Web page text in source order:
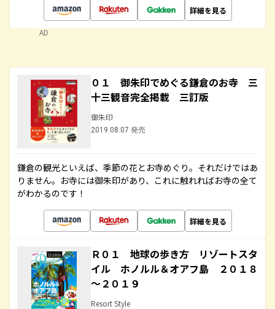
詳細を見る
AD
０１ 御朱印でめぐる鎌倉のお寺 三
十三観音完全掲載 三訂版
御朱印
2019.08.07 発売
鎌倉の観光といえば、季節の花とお寺めぐり。それだけではあ
りません。お寺には御朱印があり、これに触れればお寺の全て
がわかるのです！
詳細を見る
Ｒ０１ 地球の歩き方 リゾートスタ
イル ホノルル＆オアフ島 ２０１８
～２０１９
Resort Style